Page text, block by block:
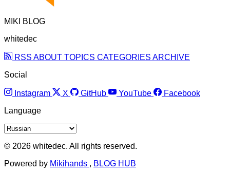
MIKI BLOG
whitedec
RSS ABOUT TOPICS CATEGORIES ARCHIVE
Social
Instagram X GitHub YouTube
Facebook
Language
© 2026 whitedec. All rights reserved.
Powered by Mikihands , BLOG HUB